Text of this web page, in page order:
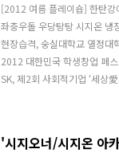
[2012 여름 플레이숍] 한탄강
좌충우돌 우당탕탕 시지온 냉
현장습격, 숭실대학교 열정대
2012 대한민국 학생창업 페
SK, 제2회 사회적기업 ‘세상
'시지오너/시지온 아